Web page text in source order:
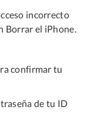
incorrecto
Borrar el iPhone.
confirmar tu
de tu ID